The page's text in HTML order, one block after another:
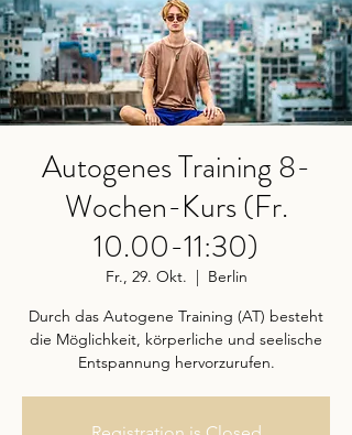
Autogenes Training 8-
Wochen-Kurs (Fr.
10.00-11:30)
Fr., 29. Okt.
  |
Berlin
Durch das Autogene Training (AT) besteht
die Möglichkeit, körperliche und seelische
Entspannung hervorzurufen.